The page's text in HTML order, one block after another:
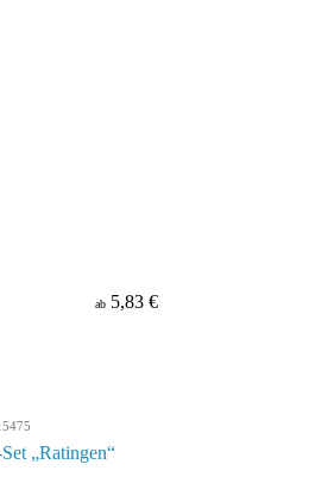
ab 5,83 €
„Ratingen“